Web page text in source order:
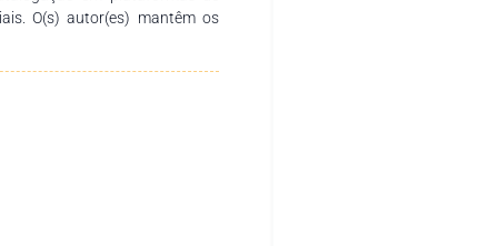
O(s) autor(es) mantêm os